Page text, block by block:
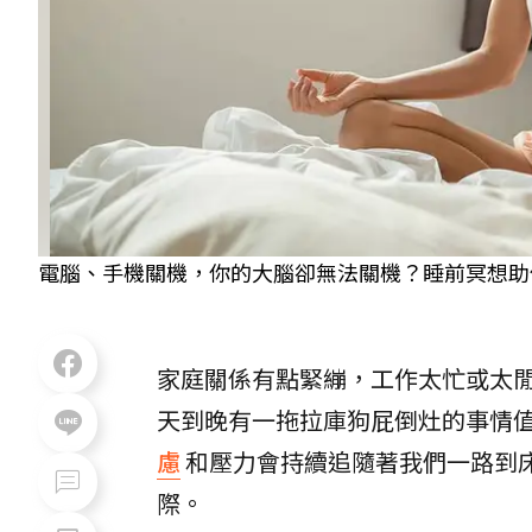
電腦、手機關機，你的大腦卻無法關機？睡前冥想
家庭關係有點緊繃，工作太忙或
天到晚有一拖拉庫狗屁倒灶的事情
慮和壓力會持續追隨著我們一路到
際。